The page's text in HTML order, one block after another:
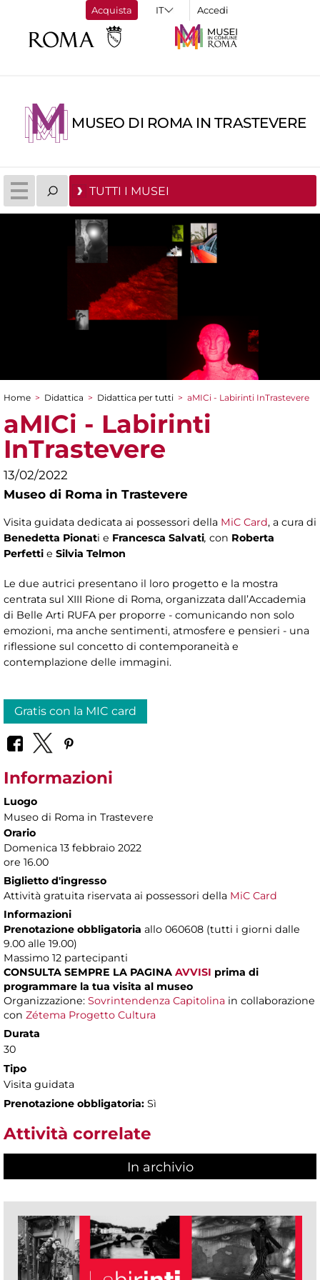
Acquista Accedi
MUSEO DI ROMA IN TRASTEVERE
TUTTI I MUSEI
Tu sei qui
Home > Didattica > Didattica per tutti > aMICi - Labirinti InTrastevere
aMICi - Labirinti
InTrastevere
13/02/2022
Museo di Roma in Trastevere
Visita guidata dedicata ai possessori della MiC Card, a cura di
Benedetta Pionati e Francesca Salvati, con Roberta
Perfetti e Silvia Telmon
Le due autrici presentano il loro progetto e la mostra
centrata sul XIII Rione di Roma, organizzata dall’Accademia
di Belle Arti RUFA per proporre - comunicando non solo
emozioni, ma anche sentimenti, atmosfere e pensieri - una
riflessione sul concetto di contemporaneità e
contemplazione delle immagini.
Gratis con la MIC card
Informazioni
Luogo
Museo di Roma in Trastevere
Orario
Domenica 13 febbraio 2022
ore 16.00
Biglietto d'ingresso
Attività gratuita riservata ai possessori della MiC Card
Informazioni
Prenotazione obbligatoria allo 060608 (tutti i giorni dalle
9.00 alle 19.00)
Massimo 12 partecipanti
CONSULTA SEMPRE LA PAGINA AVVISI prima di
programmare la tua visita al museo
Organizzazione: Sovrintendenza Capitolina in collaborazione
con Zétema Progetto Cultura
Durata
30
Tipo
Visita guidata
Prenotazione obbligatoria: Sì
Attività correlate
In archivio